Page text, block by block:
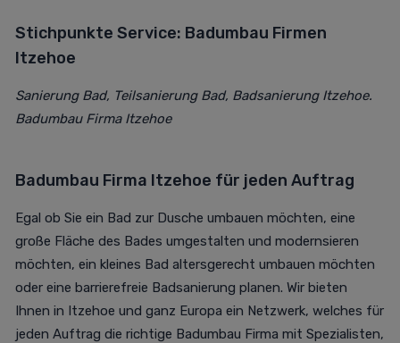
Stichpunkte Service: Badumbau Firmen
Itzehoe
Sanierung Bad, Teilsanierung Bad, Badsanierung Itzehoe.
Badumbau Firma Itzehoe
Badumbau Firma Itzehoe für jeden Auftrag
Egal ob Sie ein Bad zur Dusche umbauen möchten, eine
große Fläche des Bades umgestalten und modernsieren
möchten, ein kleines Bad altersgerecht umbauen möchten
oder eine barrierefreie Badsanierung planen. Wir bieten
Ihnen in Itzehoe und ganz Europa ein Netzwerk, welches für
jeden Auftrag die richtige Badumbau Firma mit Spezialisten,